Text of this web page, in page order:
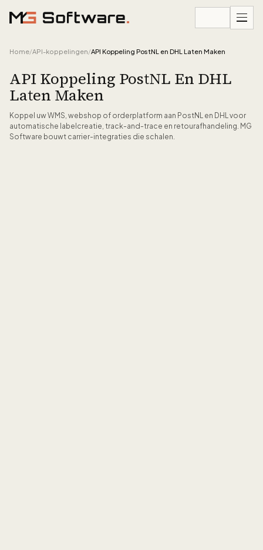
Home/API-koppelingen/API Koppeling PostNL en DHL Laten Maken
API Koppeling PostNL En DHL
Laten Maken
Koppel uw WMS, webshop of orderplatform aan PostNL en DHL voor
automatische labelcreatie, track-and-trace en retourafhandeling. MG
Software bouwt carrier-integraties die schalen.